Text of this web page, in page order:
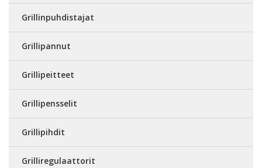
Grillinpuhdistajat
Grillipannut
Grillipeitteet
Grillipensselit
Grillipihdit
Grilliregulaattorit